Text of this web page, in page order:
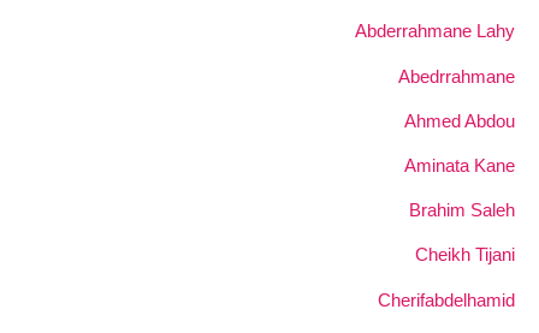
Abderrahmane Lahy
Abedrrahmane
Ahmed Abdou
Aminata Kane
Brahim Saleh
Cheikh Tijani
Cherifabdelhamid